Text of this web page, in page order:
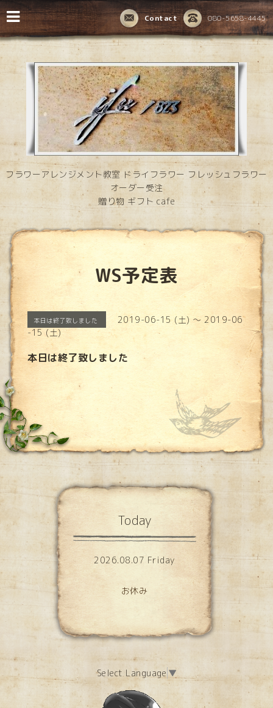
080-5658-4445
Contact
フラワーアレンジメント教室 ドライフラワー フレッシュフラワー
オーダー受注
贈り物 ギフト cafe
WS予定表
本日は終了致しました
2019-06-15 (土) ～ 2019-06
-15 (土)
本日は終了致しました
Today
2026.08.07 Friday
お休み
Select Language ▼